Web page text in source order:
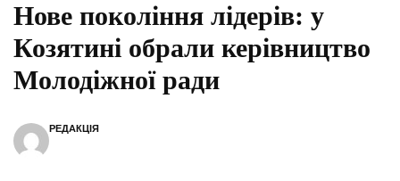
Нове покоління лідерів: у
Козятині обрали керівництво
Молодіжної ради
РЕДАКЦІЯ